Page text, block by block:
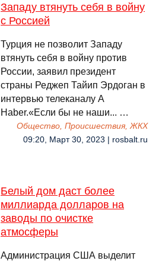
Западу втянуть себя в войну
с Россией
Турция не позволит Западу
втянуть себя в войну против
России, заявил президент
страны Реджеп Тайип Эрдоган в
интервью телеканалу A
Haber.«Если бы не наши... …
Общество, Происшествия, ЖКХ
09:20, Март 30, 2023 | rosbalt.ru
Белый дом даст более
миллиарда долларов на
заводы по очистке
атмосферы
Администрация США выделит